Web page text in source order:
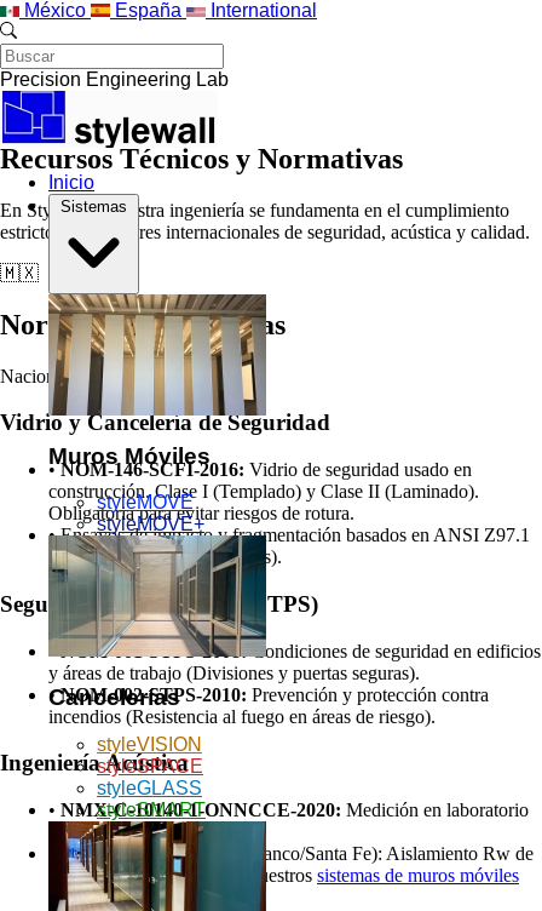
Saltar al contenido principal
México España International
Precision Engineering Lab
Inicio
Muros Móviles
styleMOVE
styleMOVE+
Cancelerías
styleVISION
styleSPACE
styleGLASS
styleSMART
Recursos Técnicos y Normativas
En StyleWall, nuestra ingeniería se fundamenta en el cumplimiento
estricto de estándares internacionales de seguridad, acústica y calidad.
🇲🇽
Normativas Mexicanas
Nacional MX
Vidrio y Cancelería de Seguridad
• NOM-146-SCFI-2016: Vidrio de seguridad usado en
construcción. Clase I (Templado) y Clase II (Laminado).
Obligatoria para evitar riesgos de rotura.
•Ensayos de impacto y fragmentación basados en ANSI Z97.1
(Mínimo 8-10mm en oficinas).
Seguridad en el Trabajo (STPS)
NOM-001-STPS-2008:
Condiciones de seguridad en edificios
y áreas de trabajo (Divisiones y puertas seguras).
• NOM-002-STPS-2010: Prevención y protección contra
incendios (Resistencia al fuego en áreas de riesgo).
Ingeniería Acústica
• NMX-C-10140-1-ONNCCE-2020: Medición en laboratorio
del aislamiento acústico.
Exigencia corporativa (Polanco/Santa Fe): Aislamiento Rw de
35 a 50 dB, cumplido por nuestros sistemas de muros móviles
certificados.